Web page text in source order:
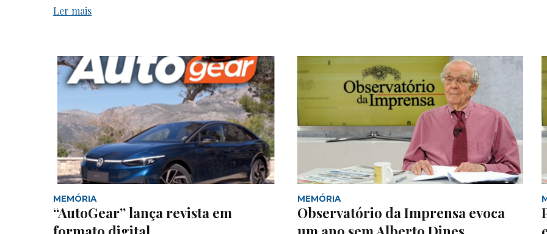
Ler mais
MEMÓRIA
“AutoGear” lança revista em
MEMÓRIA
Observatório da Imprensa evoca